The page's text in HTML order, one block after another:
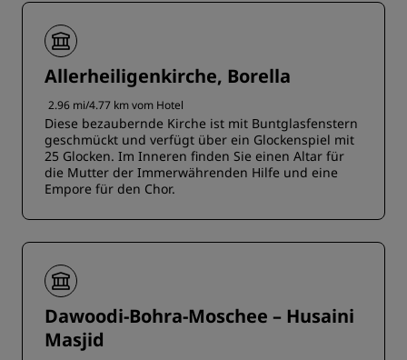
Allerheiligenkirche, Borella
2.96 mi/4.77 km vom Hotel
Diese bezaubernde Kirche ist mit Buntglasfenstern
geschmückt und verfügt über ein Glockenspiel mit
25 Glocken. Im Inneren finden Sie einen Altar für
die Mutter der Immerwährenden Hilfe und eine
Empore für den Chor.
Dawoodi-Bohra-Moschee – Husaini
Masjid